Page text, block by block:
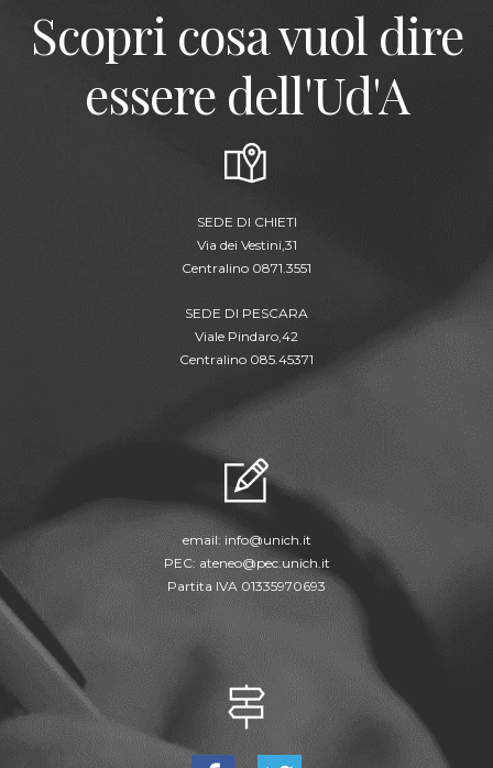
Scopri cosa vuol dire
essere dell'Ud'A
SEDE DI CHIETI
Via dei Vestini,31
Centralino 0871.3551
SEDE DI PESCARA
Viale Pindaro,42
Centralino 085.45371
email: info@unich.it
PEC: ateneo@pec.unich.it
Partita IVA 01335970693